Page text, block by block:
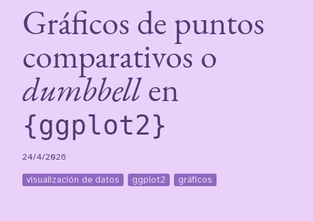
Gráficos de puntos
comparativos o
dumbbellen
{ggplot2}
24/4/2026
visualización de datos ggplot2 gráficos